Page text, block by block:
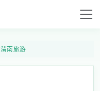
渭南旅游